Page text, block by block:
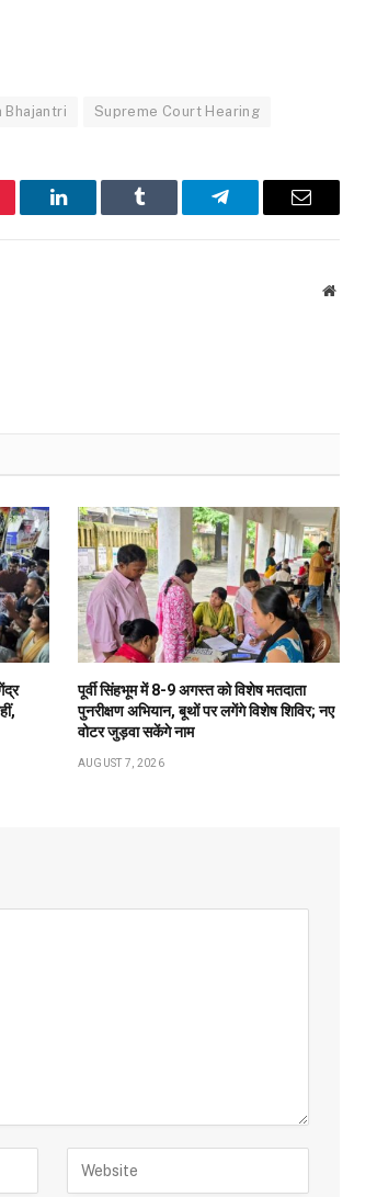
Bhajantri Supreme Court Hearing
LinkedIn Tumblr Telegram Email
Website
पूर्वी सिंहभूम में 8-9 अगस्त को विशेष मतदाता
पुनरीक्षण अभियान, बूथों पर लगेंगे विशेष शिविर; नए
वोटर जुड़वा सकेंगे नाम
AUGUST 7, 2026